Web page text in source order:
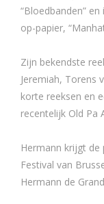
“Bloedbanden”
op-papier,
Zijn bekendste
Jeremiah, Torens
korte reeksen en
recentelijk Old Pa
Hermann krijgt de
Festival van
Hermann de